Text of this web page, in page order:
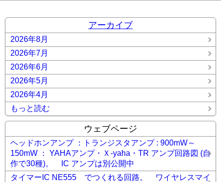
アーカイブ
2026年8月
2026年7月
2026年6月
2026年5月
2026年4月
もっと読む
ウェブページ
ヘッドホンアンプ ：トランジスタアンプ : 900mW～
150mW ： YAHAアンプ・Ｘ-yaha・TR アンプ回路図 (自
作で30種)。 IC アンプは別公開中
タイマーIC NE555 でつくれる回路。 ワイヤレスマイ